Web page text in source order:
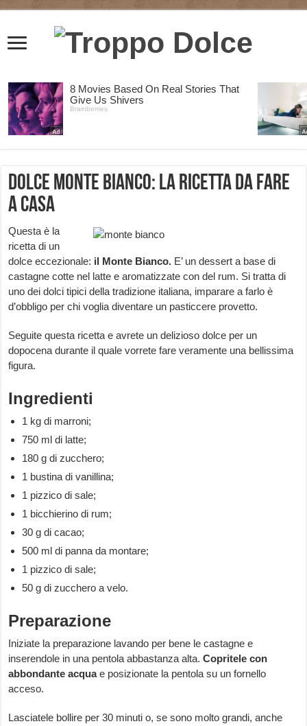
Dolce Monte Bianco: la ricetta da fare
a casa
Questa è la
ricetta di un
dolce eccezionale: il Monte Bianco. E’ un dessert a base di
castagne cotte nel latte e aromatizzate con del rum. Si tratta di
uno dei dolci tipici della tradizione italiana, imparare a farlo è
d’obbligo per chi voglia diventare un pasticcere provetto.
Seguite questa ricetta e avrete un delizioso dolce per un
dopocena durante il quale vorrete fare veramente una bellissima
figura.
Ingredienti
1 kg di marroni;
750 ml di latte;
180 g di zucchero;
1 bustina di vanillina;
1 pizzico di sale;
1 bicchierino di rum;
30 g di cacao;
500 ml di panna da montare;
1 pizzico di sale;
50 g di zucchero a velo.
Preparazione
Iniziate la preparazione lavando per bene le castagne e
inserendole in una pentola abbastanza alta.Copritele con
abbondante acquae posizionate la pentola su un fornello
acceso.
Lasciatele bollire per 30 minuti o, se sono molto grandi, anche